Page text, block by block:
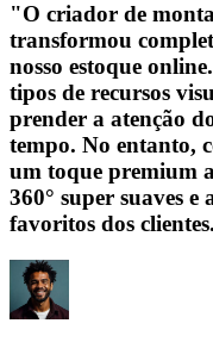
"O criador de
transformou
nosso estoque
tipos de recursos
prender a atenção
tempo. No entanto,
um toque premium
360° super suaves e
favoritos dos